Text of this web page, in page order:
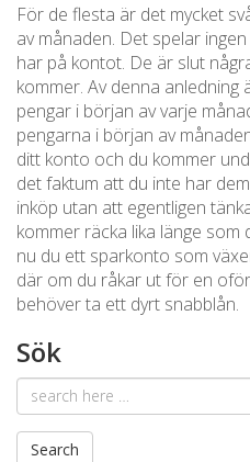
För de flesta är det mycket
av månaden. Det spelar
har på kontot. De är slut
kommer. Av denna
pengar i början av varje
pengarna i början av
ditt konto och du kommer
det faktum att du inte har
inköp utan att egentligen
kommer räcka lika länge som
nu du ett sparkonto som
där om du råkar ut för en
behöver ta ett dyrt snabblån.
Sök
Email
address
Search